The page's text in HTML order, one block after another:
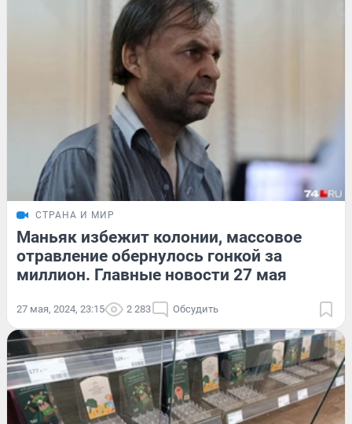
СТРАНА И МИР
Маньяк избежит колонии, массовое
отравление обернулось гонкой за
миллион. Главные новости 27 мая
27 мая, 2024, 23:15 2 283 Обсудить